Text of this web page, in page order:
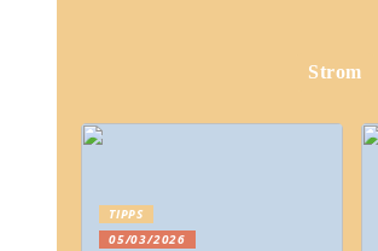
Strom
TIPPS
05/03/2026